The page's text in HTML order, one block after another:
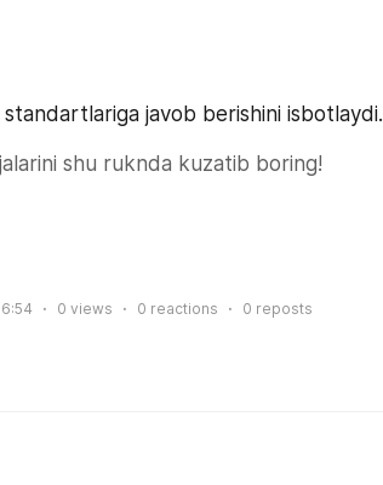
javob berishini isbotlaydi.
shu ruknda kuzatib boring!
0 views 0 reactions 0 reposts